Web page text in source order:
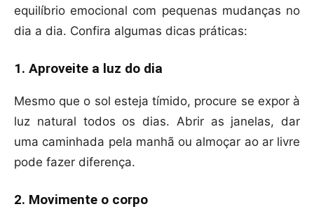
equilíbrio emocional com pequenas mudanças no
dia a dia. Confira algumas dicas práticas:
1. Aproveite a luz do dia
Mesmo que o sol esteja tímido, procure se expor à
luz natural todos os dias. Abrir as janelas, dar
uma caminhada pela manhã ou almoçar ao ar livre
pode fazer diferença.
2. Movimente o corpo